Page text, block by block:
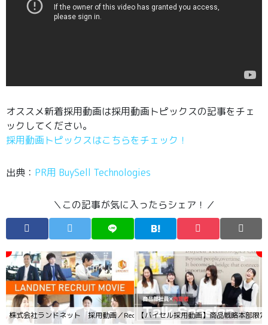
オススメ新着採用動画は採用動画トピックスの記事をチェ
ックしてください。
採用動画トピックスはこちらをチェック！
出典： PR用 BuySell Technologies
＼この記事が気に入ったらシェア！／
【バイセル採用動画】商品戦略本部限
株式会社ランドネット 採用動画／Recruit Movie